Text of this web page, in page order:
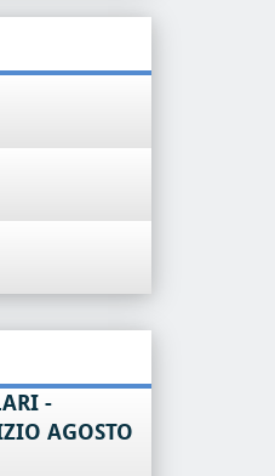
-
AGOSTO